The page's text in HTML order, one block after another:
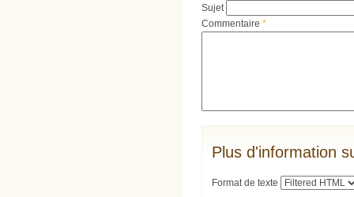
Sujet
Commentaire *
Plus d'information
Format de texte